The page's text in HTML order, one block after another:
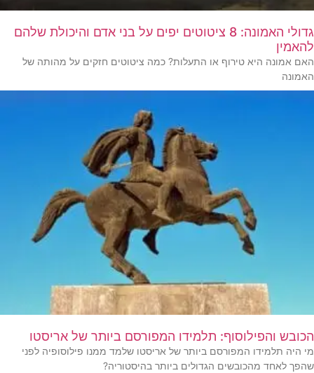
גדולי האמונה: 8 ציטוטים יפים על בני אדם והיכולת שלהם
להאמין
האם אמונה היא טירוף או התעלות? כמה ציטוטים חזקים על מהותה של
האמונה
הכובש והפילוסוף: תלמידו המפורסם ביותר של אריסטו
מי היה תלמידו המפורסם ביותר של אריסטו שלמד ממנו פילוסופיה לפני
שהפך לאחד מהכובשים הגדולים ביותר בהיסטוריה?